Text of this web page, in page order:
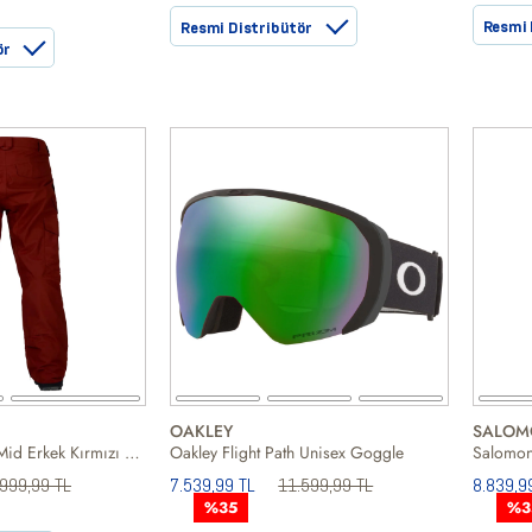
Resmi Distribütör
Burton Mb Cargo Mid Erkek Kırmızı Snowboard Pantolonu
TL
OAKLEY
Oakley Flight Path Unisex Goggle
7.539,99 TL 11.599,99 TL
%35